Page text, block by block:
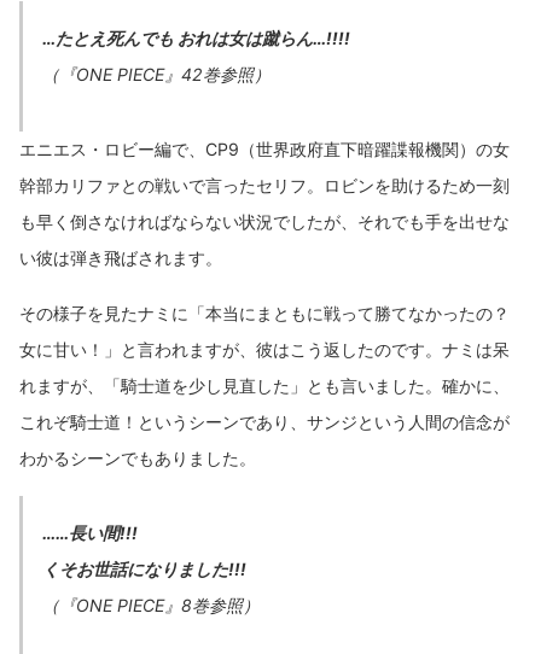
…たとえ死んでも おれは女は蹴らん…!!!!
（『ONE PIECE』42巻参照）
エニエス・ロビー編で、CP9（世界政府直下暗躍諜報機関）の女
幹部カリファとの戦いで言ったセリフ。ロビンを助けるため一刻
も早く倒さなければならない状況でしたが、それでも手を出せな
い彼は弾き飛ばされます。
その様子を見たナミに「本当にまともに戦って勝てなかったの？
女に甘い！」と言われますが、彼はこう返したのです。ナミは呆
れますが、「騎士道を少し見直した」とも言いました。確かに、
これぞ騎士道！というシーンであり、サンジという人間の信念が
わかるシーンでもありました。
……長い間!!!
くそお世話になりました!!!
（『ONE PIECE』8巻参照）